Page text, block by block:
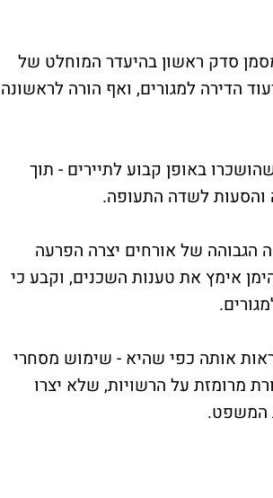
סדק ראשון בהיעדר המוחלט של
הדירה למגורים, ואף הורה לראשונה
ברחוב שלום עליכם 46 בתל אביב, שהושכרו באופן קבוע לתיירים - תוך
והסעות לשדה התעופה.
הגבוהה של אורחים יצרה הפרעה
אימץ את טענות השכנים, וקבע כי
אותה כפי שהיא - שימוש מסחרי
מרומזת על הרשויות, שלא יצרו
המשפט.